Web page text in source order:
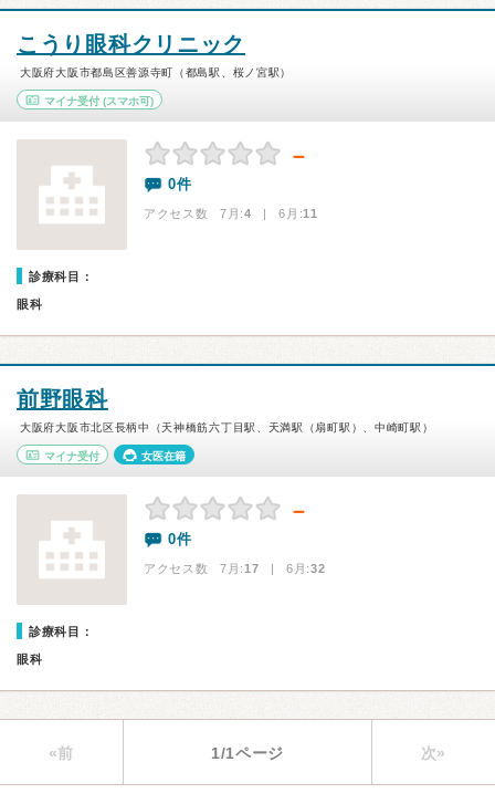
こうり眼科クリニック
大阪府大阪市都島区善源寺町（都島駅、桜ノ宮駅）
マイナ受付 (スマホ可)
－
0件
アクセス数 7月:4 | 6月:11
診療科目：
眼科
前野眼科
大阪府大阪市北区長柄中（天神橋筋六丁目駅、天満駅（扇町駅）、中崎町駅）
マイナ受付 女医在籍
－
0件
アクセス数 7月:17 | 6月:32
診療科目：
眼科
«前 1/1ページ 次»